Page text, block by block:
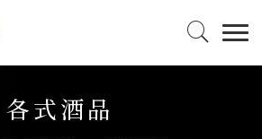
各式酒品